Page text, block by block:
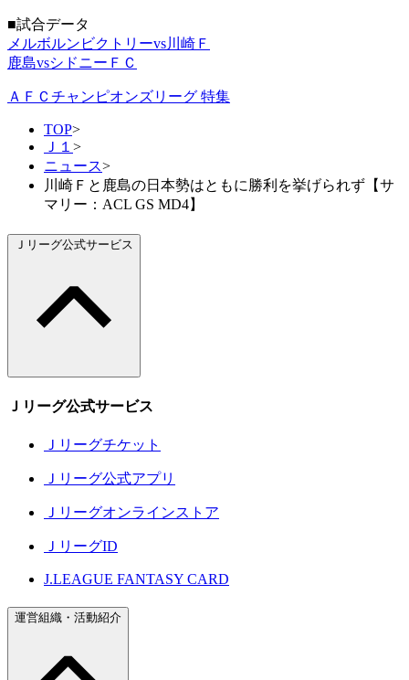
■試合データ
メルボルンビクトリーvs川崎Ｆ
鹿島vsシドニーＦＣ
ＡＦＣチャンピオンズリーグ 特集
TOP>
Ｊ１ >
ニュース>
川崎Ｆと鹿島の日本勢はともに勝利を挙げられず【サ
マリー：ACL GS MD4】
Ｊリーグ公式サービス
Ｊリーグ公式サービス
Ｊリーグチケット
Ｊリーグ公式アプリ
Ｊリーグオンラインストア
ＪリーグID
J.LEAGUE FANTASY CARD
運営組織・活動紹介